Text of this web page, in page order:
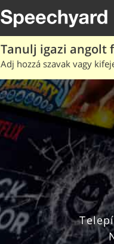
Tanulj igazi angolt
Adj hozzá szavak vagy
Telepítse a Chrome